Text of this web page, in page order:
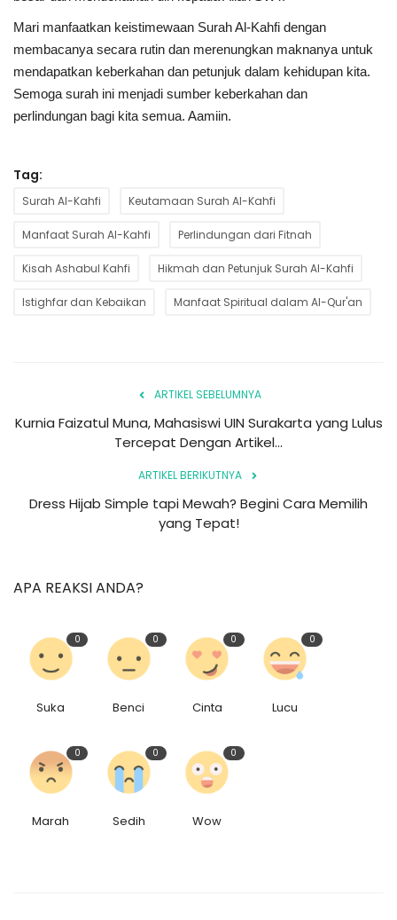
Mari manfaatkan keistimewaan Surah Al-Kahfi dengan
membacanya secara rutin dan merenungkan maknanya untuk
mendapatkan keberkahan dan petunjuk dalam kehidupan kita.
Semoga surah ini menjadi sumber keberkahan dan
perlindungan bagi kita semua. Aamiin.
Tag:
Surah Al-Kahfi Keutamaan Surah Al-Kahfi
Manfaat Surah Al-Kahfi Perlindungan dari Fitnah
Kisah Ashabul Kahfi Hikmah dan Petunjuk Surah Al-Kahfi
Istighfar dan Kebaikan Manfaat Spiritual dalam Al-Qur'an
ARTIKEL SEBELUMNYA
Kurnia Faizatul Muna, Mahasiswi UIN Surakarta yang Lulus
Tercepat Dengan Artikel...
ARTIKEL BERIKUTNYA
Dress Hijab Simple tapi Mewah? Begini Cara Memilih
yang Tepat!
APA REAKSI ANDA?
0
Suka
0
Benci
0
Cinta
0
Lucu
0
Marah
0
Sedih
0
Wow